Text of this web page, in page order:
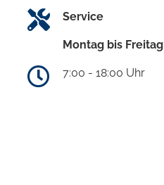
Service
Montag bis Freitag
7:00 - 18:00 Uhr